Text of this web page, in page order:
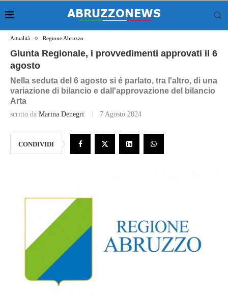
Attualità Regione Abruzzo
Giunta Regionale, i provvedimenti approvati il 6
agosto
Nella seduta del 6 agosto si é parlato, tra l'altro, di una
variazione di bilancio e dall'approvazione del bilancio
Arta
scritto da Marina Denegri 7 Agosto 2024
CONDIVIDI